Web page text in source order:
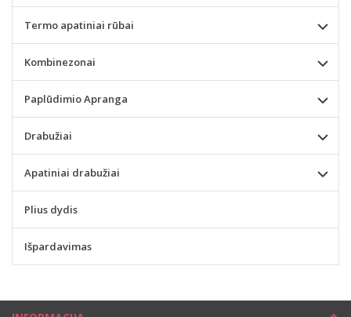
Termo apatiniai rūbai
Kombinezonai
Paplūdimio Apranga
Drabužiai
Apatiniai drabužiai
Plius dydis
Išpardavimas